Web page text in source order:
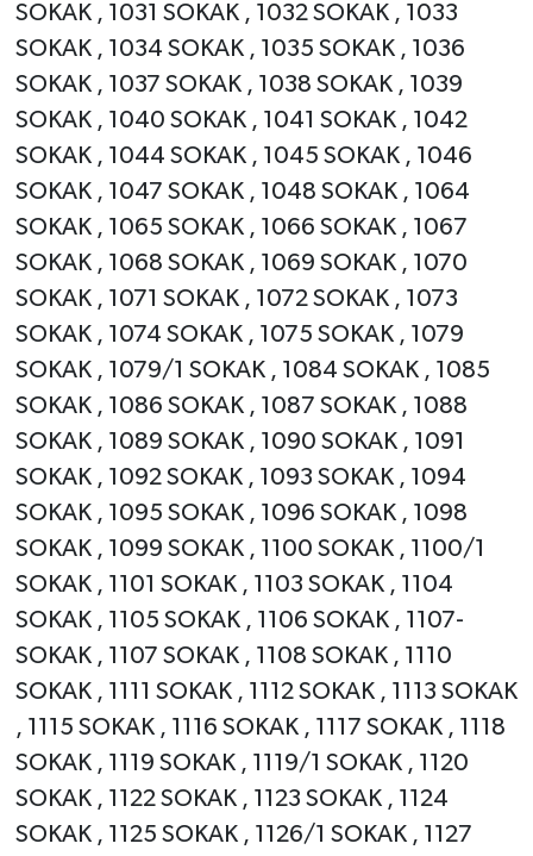
SOKAK , 1031 SOKAK , 1032 SOKAK , 1033
SOKAK , 1034 SOKAK , 1035 SOKAK , 1036
SOKAK , 1037 SOKAK , 1038 SOKAK , 1039
SOKAK , 1040 SOKAK , 1041 SOKAK , 1042
SOKAK , 1044 SOKAK , 1045 SOKAK , 1046
SOKAK , 1047 SOKAK , 1048 SOKAK , 1064
SOKAK , 1065 SOKAK , 1066 SOKAK , 1067
SOKAK , 1068 SOKAK , 1069 SOKAK , 1070
SOKAK , 1071 SOKAK , 1072 SOKAK , 1073
SOKAK , 1074 SOKAK , 1075 SOKAK , 1079
SOKAK , 1079/1 SOKAK , 1084 SOKAK , 1085
SOKAK , 1086 SOKAK , 1087 SOKAK , 1088
SOKAK , 1089 SOKAK , 1090 SOKAK , 1091
SOKAK , 1092 SOKAK , 1093 SOKAK , 1094
SOKAK , 1095 SOKAK , 1096 SOKAK , 1098
SOKAK , 1099 SOKAK , 1100 SOKAK , 1100/1
SOKAK , 1101 SOKAK , 1103 SOKAK , 1104
SOKAK , 1105 SOKAK , 1106 SOKAK , 1107-
SOKAK , 1107 SOKAK , 1108 SOKAK , 1110
SOKAK , 1111 SOKAK , 1112 SOKAK , 1113 SOKAK
, 1115 SOKAK , 1116 SOKAK , 1117 SOKAK , 1118
SOKAK , 1119 SOKAK , 1119/1 SOKAK , 1120
SOKAK , 1122 SOKAK , 1123 SOKAK , 1124
SOKAK , 1125 SOKAK , 1126/1 SOKAK , 1127